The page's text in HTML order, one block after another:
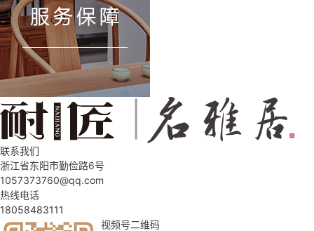
联系我们
浙江省东阳市勤俭路6号
1057373760@qq.com
热线电话
18058483111
视频号二维码